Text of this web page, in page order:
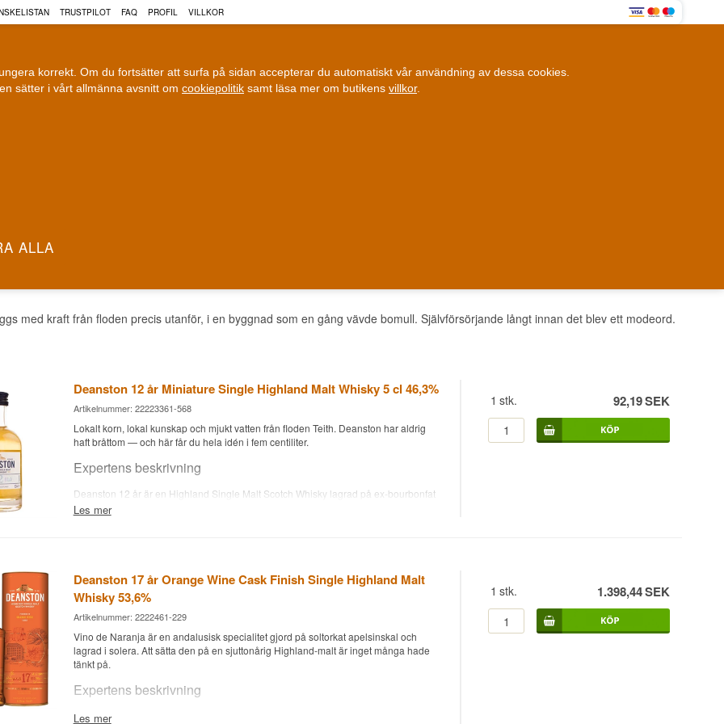
korrekt. Om du fortsätter att surfa på sidan accepterar du automatiskt vår användning av dessa cookies.
sätter i vårt allmänna avsnitt om cookiepolitik samt läsa mer om butikens villkor.
TRUSTPILOT FAQ PROFIL VILLKOR
med kraft från floden precis utanför, i en byggnad som en gång vävde bomull. Självförsörjande långt innan det blev ett modeord.
Deanston 12 år Miniature Single Highland Malt Whisky 5 cl 46,3%
Artikelnummer: 22223361-568
Lokalt korn, lokal kunskap och mjukt vatten från floden Teith. Deanston har aldrig
haft bråttom — och här får du hela idén i fem centiliter.
Expertens beskrivning
Deanston 12 år är en Highland Single Malt Scotch Whisky lagrad på ex-bourbonfat
och buteljerad på 46,3 % utan kylfiltrering och utan färgtillsats i en 5 cl miniatyr.
nya stilen du får i den här miniatyren.
Smaknoter
Doft
Honung och malt först, sedan färskt äpple, vanilj och en lätt spannmålig ton.
Smak
Mjuk och fyllig för sin styrka. Honung, ingefära och mältat korn, med en krämig textur
Les mer
1 stk. 92,19SEK
Deanston 17 år Orange Wine Cask Finish Single Highland Malt
Whisky 53,6%
Artikelnummer: 2222461-229
Vino de Naranja är en andalusisk specialitet gjord på soltorkat apelsinskal och
lagrad i solera. Att sätta den på en sjuttonårig Highland-malt är inget många hade
tänkt på.
Expertens beskrivning
Deanston 17 år Orange Wine Cask Finish är en Highland Single Malt Scotch Whisky
Les mer
1 stk. 1.398,44SEK